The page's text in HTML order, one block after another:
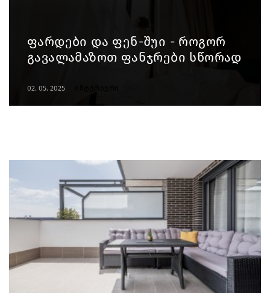
ფარდები და ფენ-შუი - როგორ
გავალამაზოთ ფანჯრები სწორად
02. 05. 2025